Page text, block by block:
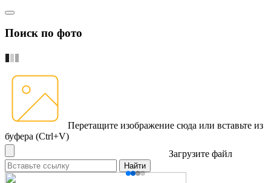
Поиск по фото
Перетащите изображение сюда или вставьте из
буфера (Ctrl+V)
Загрузите файл
Найти